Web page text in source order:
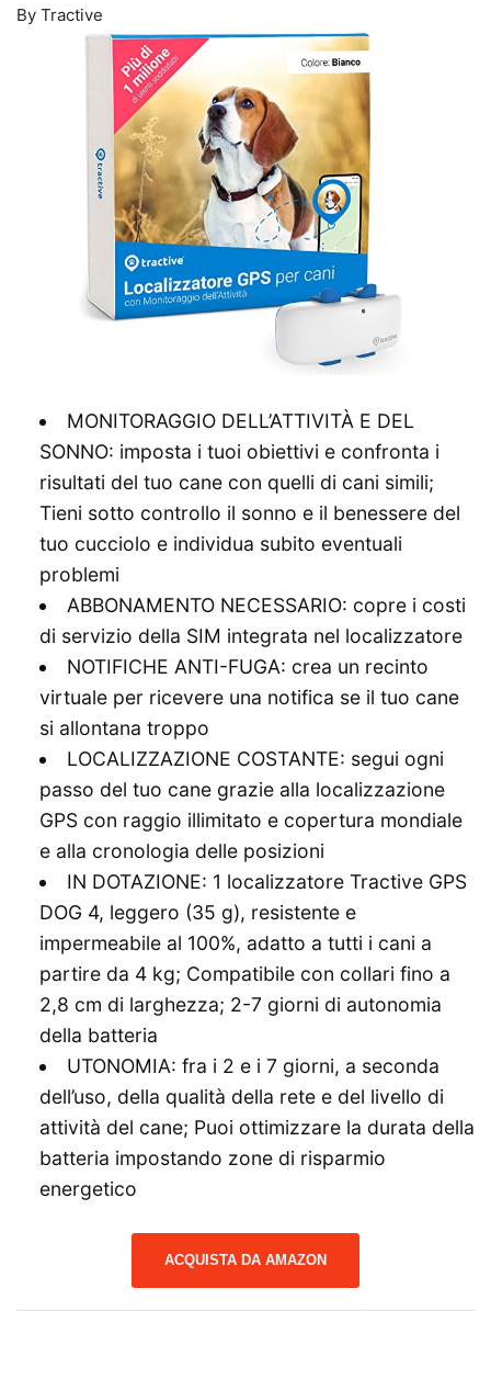
By Tractive
MONITORAGGIO DELL’ATTIVITÀ E DEL
SONNO: imposta i tuoi obiettivi e confronta i
risultati del tuo cane con quelli di cani simili;
Tieni sotto controllo il sonno e il benessere del
tuo cucciolo e individua subito eventuali
problemi
ABBONAMENTO NECESSARIO: copre i costi
di servizio della SIM integrata nel localizzatore
NOTIFICHE ANTI-FUGA: crea un recinto
virtuale per ricevere una notifica se il tuo cane
si allontana troppo
LOCALIZZAZIONE COSTANTE: segui ogni
passo del tuo cane grazie alla localizzazione
GPS con raggio illimitato e copertura mondiale
e alla cronologia delle posizioni
IN DOTAZIONE: 1 localizzatore Tractive GPS
DOG 4, leggero (35 g), resistente e
impermeabile al 100%, adatto a tutti i cani a
partire da 4 kg; Compatibile con collari fino a
2,8 cm di larghezza; 2-7 giorni di autonomia
della batteria
UTONOMIA: fra i 2 e i 7 giorni, a seconda
dell’uso, della qualità della rete e del livello di
attività del cane; Puoi ottimizzare la durata della
batteria impostando zone di risparmio
energetico
ACQUISTA DA AMAZON